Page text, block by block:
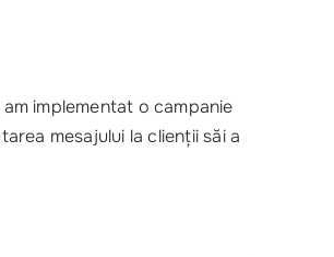
am implementat o campanie
mesajului la clienții săi a